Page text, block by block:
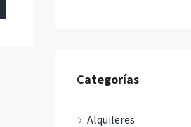
Categorías
Alquileres